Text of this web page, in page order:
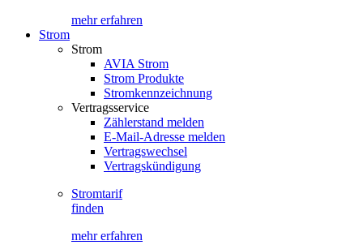
mehr erfahren
Strom
Strom
AVIA Strom
Strom Produkte
Stromkennzeichnung
Vertragsservice
Zählerstand melden
E-Mail-Adresse melden
Vertragswechsel
Vertragskündigung
Stromtarif
finden
mehr erfahren